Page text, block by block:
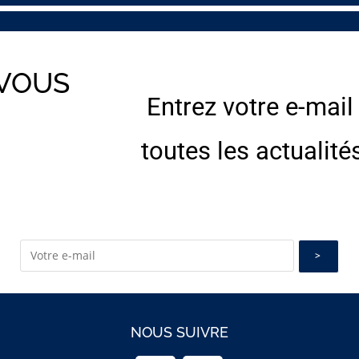
Entrez votre e-
toutes les
NOUS SUIVRE